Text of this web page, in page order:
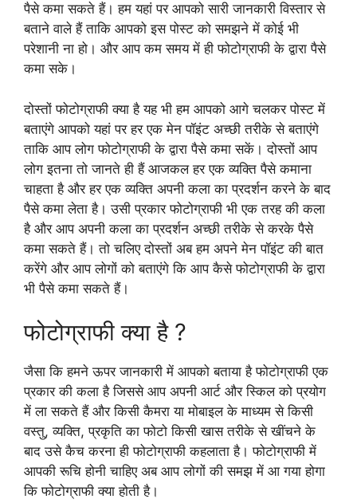
पैसे कमा सकते हैं। हम यहां पर आपको सारी जानकारी विस्तार से
बताने वाले हैं ताकि आपको इस पोस्ट को समझने में कोई भी
परेशानी ना हो। और आप कम समय में ही फोटोग्राफी के द्वारा पैसे
कमा सके।
दोस्तों फोटोग्राफी क्या है यह भी हम आपको आगे चलकर पोस्ट में
बताएंगे आपको यहां पर हर एक मेन पॉइंट अच्छी तरीके से बताएंगे
ताकि आप लोग फोटोग्राफी के द्वारा पैसे कमा सकें। दोस्तों आप
लोग इतना तो जानते ही हैं आजकल हर एक व्यक्ति पैसे कमाना
चाहता है और हर एक व्यक्ति अपनी कला का प्रदर्शन करने के बाद
पैसे कमा लेता है। उसी प्रकार फोटोग्राफी भी एक तरह की कला
है और आप अपनी कला का प्रदर्शन अच्छी तरीके से करके पैसे
कमा सकते हैं। तो चलिए दोस्तों अब हम अपने मेन पॉइंट की बात
करेंगे और आप लोगों को बताएंगे कि आप कैसे फोटोग्राफी के द्वारा
भी पैसे कमा सकते हैं।
फोटोग्राफी क्या है ?
जैसा कि हमने ऊपर जानकारी में आपको बताया है फोटोग्राफी एक
प्रकार की कला है जिससे आप अपनी आर्ट और स्किल को प्रयोग
में ला सकते हैं और किसी कैमरा या मोबाइल के माध्यम से किसी
वस्तु, व्यक्ति, प्रकृति का फोटो किसी खास तरीके से खींचने के
बाद उसे कैच करना ही फोटोग्राफी कहलाता है। फोटोग्राफी में
आपकी रूचि होनी चाहिए अब आप लोगों की समझ में आ गया होगा
कि फोटोग्राफी क्या होती है।